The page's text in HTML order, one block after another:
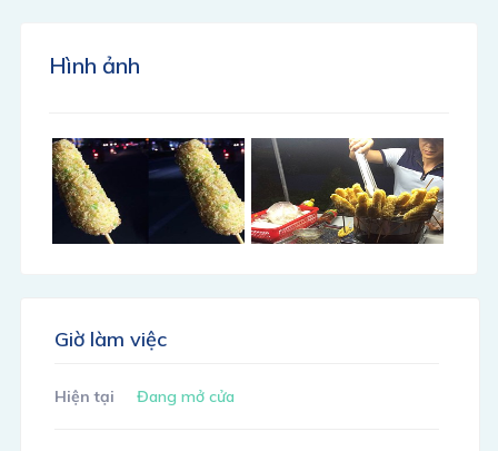
Hình ảnh
Giờ làm việc
Hiện tại Đang mở cửa